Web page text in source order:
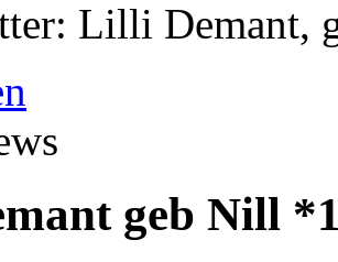
Lilli Demant,
geb Nill